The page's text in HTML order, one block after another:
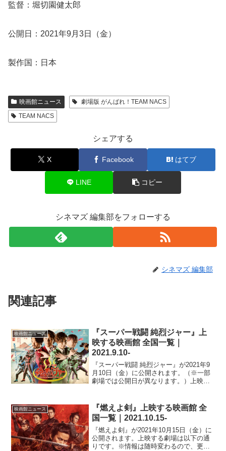
監督：堀切園健太郎
公開日：2021年9月3日（金）
製作国：日本
映画館ニュース
劇場版 がんばれ！TEAM NACS
TEAM NACS
シェアする
X Facebook はてブ
LINE コピー
シネマズ 編集部をフォローする
シネマズ 編集部
関連記事
映画館ニュース
『スーパー戦闘 純烈ジャー』上
映する映画館 全国一覧｜
2021.9.10-
『スーパー戦闘 純烈ジャー』が2021年9
月10日（金）に公開されます。（※一部
劇場では公開日が異なります。）上映す
す。北海道札幌シネマフロンティア青森
県フォーラム八戸...
映画館ニュース
『燃えよ剣』上映する映画館 全
国一覧｜2021.10.15-
『燃えよ剣』が2021年10月15日（金）に
公開されます。上映する劇場は以下の通
りです。※情報は随時変わるので、更新